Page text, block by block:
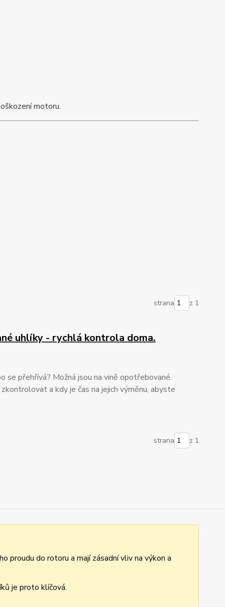
motoru.
strana z 1
uhlíky - rychlá kontrola doma.
se přehřívá? Možná jsou na vině opotřebované
a kdy je čas na jejich výměnu, abyste
strana z 1
proudu do rotoru a mají zásadní vliv na výkon a
je proto klíčová.